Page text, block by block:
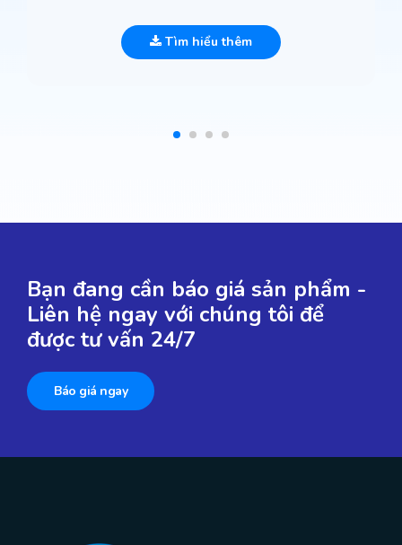
Tìm hiểu thêm
Bạn đang cần báo giá sản phẩm -
Liên hệ ngay với chúng tôi để
được tư vấn 24/7
Báo giá ngay